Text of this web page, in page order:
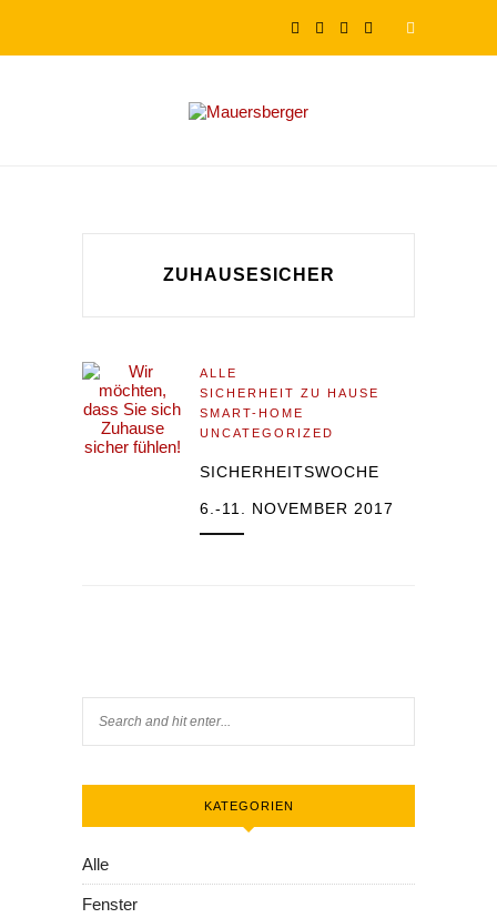
ZUHAUSESICHER
ALLE
SICHERHEIT ZU HAUSE
SMART-HOME
UNCATEGORIZED
SICHERHEITSWOCHE
6.-11. NOVEMBER 2017
KATEGORIEN
Alle
Fenster